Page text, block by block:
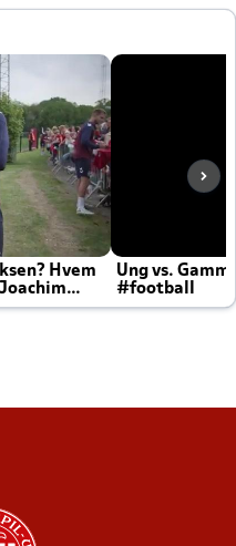
Hvem
Ung vs.
#football